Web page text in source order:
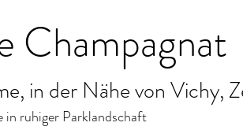
Champagnat
in der Nähe von Vichy,
ruhiger Parklandschaft